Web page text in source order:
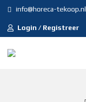
info@horeca-tekoop.nl
Login / Registreer